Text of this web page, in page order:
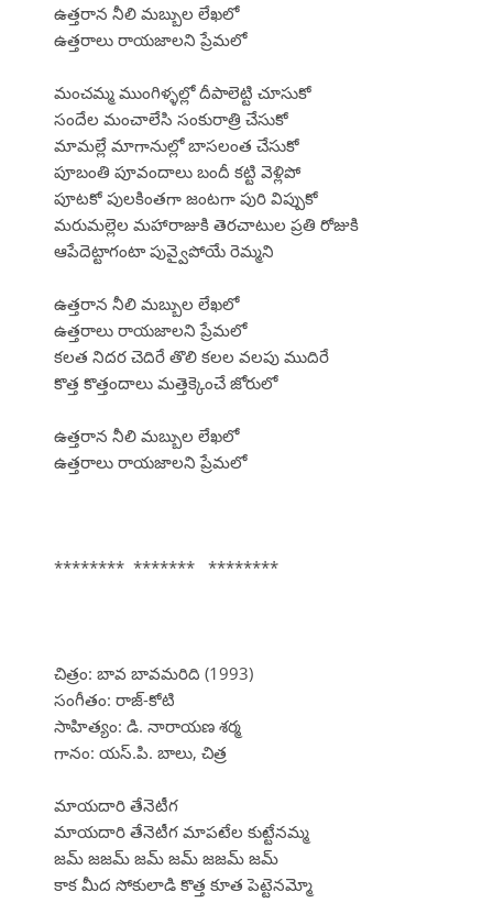
ఉత్తరాన నీలి మబ్బుల లేఖలో
ఉత్తరాలు రాయజాలని ప్రేమలో
మంచమ్మ ముంగిళ్ళల్లో దీపాలెట్టి చూసుకో
సందేల మంచాలేసి సంకురాత్రి చేసుకో
మామల్లే మాగానుల్లో బాసలంత చేసుకో
పూబంతి పూవందాలు బందీ కట్టి వెళ్లిపో
పూటకో పులకింతగా జంటగా పురి విప్పుకో
మరుమల్లెల మహారాజుకి తెరచాటుల ప్రతి రోజుకి
ఆపేదెట్టాగంటా పువ్వైపోయే రెమ్మని
ఉత్తరాన నీలి మబ్బుల లేఖలో
ఉత్తరాలు రాయజాలని ప్రేమలో
కలత నిదర చెదిరే తొలి కలల వలపు ముదిరే
కొత్త కొత్తందాలు మత్తెక్కెంచే జోరులో
ఉత్తరాన నీలి మబ్బుల లేఖలో
ఉత్తరాలు రాయజాలని ప్రేమలో
******** ******* ********
చిత్రం: బావ బావమరిది (1993)
సంగీతం: రాజ్-కోటి
సాహిత్యం: డి. నారాయణ శర్మ
గానం: యస్.పి. బాలు, చిత్ర
మాయదారి తేనెటీగ
మాయదారి తేనెటీగ మాపటేల కుట్టేనమ్మ
జమ్ జజమ్ జమ్ జమ్ జజమ్ జమ్
కాక మీద సోకులాడి కొత్త కూత పెట్టెనమ్మో